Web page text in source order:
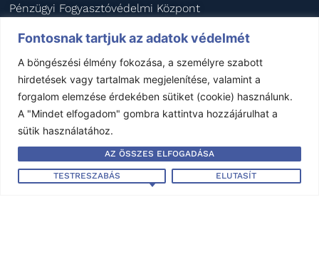
Fontosnak tartjuk az adatok védelmét
A böngészési élmény fokozása, a személyre szabott
hirdetések vagy tartalmak megjelenítése, valamint a
forgalom elemzése érdekében sütiket (cookie) használunk.
A "Mindet elfogadom" gombra kattintva hozzájárulhat a
sütik használatához.
TESTRESZABÁS ELUTASÍT
AZ ÖSSZES ELFOGADÁSA
Pénzügyi Fogyasztóvédelmi Központ
AIDA Magyar Nemzeti Szekció
KÖZÉRDEKŰ ADATOK
Éves beszámoló - 2024
Éves beszámoló - 2023
Éves beszámoló - 2022